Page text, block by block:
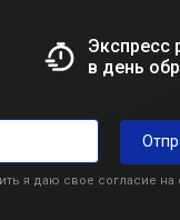
Экспресс
в день
я даю свое согласие на